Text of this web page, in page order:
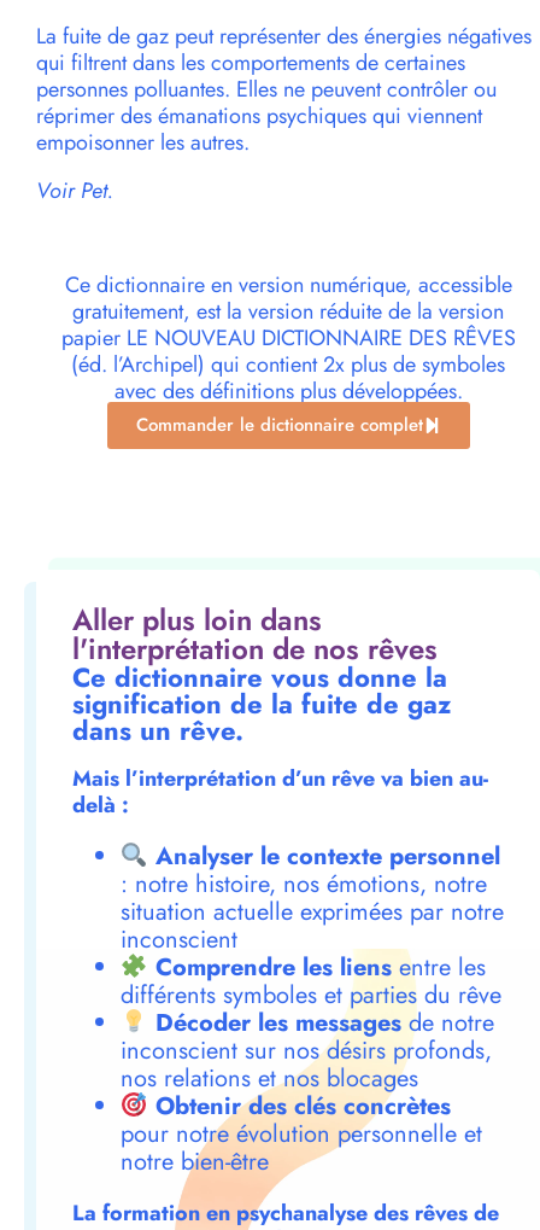
La fuite de gaz peut représenter des énergies négatives
qui filtrent dans les comportements de certaines
personnes polluantes. Elles ne peuvent contrôler ou
réprimer des émanations psychiques qui viennent
empoisonner les autres.
Voir Pet.
Ce dictionnaire en version numérique, accessible
gratuitement, est la version réduite de la version
papier LE NOUVEAU DICTIONNAIRE DES RÊVES
(éd. l’Archipel) qui contient 2x plus de symboles
avec des définitions plus développées.
Commander le dictionnaire complet
Aller plus loin dans
l'interprétation de nos rêves
Ce dictionnaire vous donne la
signification de la fuite de gaz
dans un rêve.
Mais l’interprétation d’un rêve va bien au-
delà :
Analyser le contexte personnel
: notre histoire, nos émotions, notre
situation actuelle exprimées par notre
inconscient
Comprendre les liensentre les
différents symboles et parties du rêve
Décoder les messagesde notre
inconscient sur nos désirs profonds,
nos relations et nos blocages
Obtenir des clés concrètes
pour notre évolution personnelle et
notre bien-être
La formation en psychanalyse des rêves de